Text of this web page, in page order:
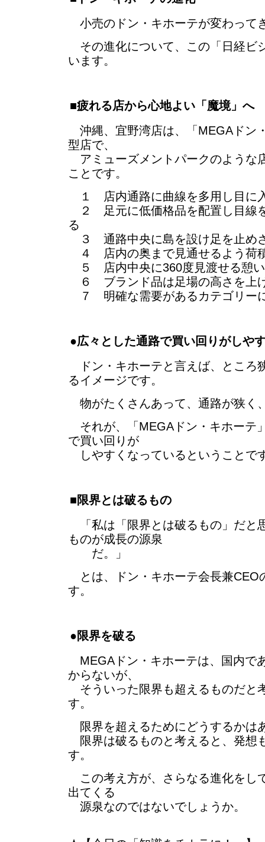
小売のドン・キホーテが変わって
その進化について、この「日経ビ
います。
■疲れる店から心地よい「魔境」へ
沖縄、宜野湾店は、「MEGAドン
型店で、
アミューズメントパークのような
ことです。
１ 店内通路に曲線を多用し目に
２ 足元に低価格品を配置し目線
る
３ 通路中央に島を設け足を止め
４ 店内の奥まで見通せるよう荷
５ 店内中央に360度見渡せる憩い
６ ブランド品は足場の高さを上
７ 明確な需要があるカテゴリー
●広々とした通路で買い回りがしや
ドン・キホーテと言えば、ところ
るイメージです。
物がたくさんあって、通路が狭く
それが、「MEGAドン・キホーテ
で買い回りが
しやすくなっているということで
■限界とは破るもの
「私は「限界とは破るもの」だと
ものが成長の源泉
だ。」
とは、ドン・キホーテ会長兼CEO
す。
●限界を破る
MEGAドン・キホーテは、国内で
からないが、
そういった限界も超えるものだと
す。
限界を超えるためにどうするかは
限界は破るものと考えると、発想
す。
この考え方が、さらなる進化をし
出てくる
源泉なのではないでしょうか。